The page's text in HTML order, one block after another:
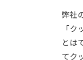
弊社
「
とは
てク